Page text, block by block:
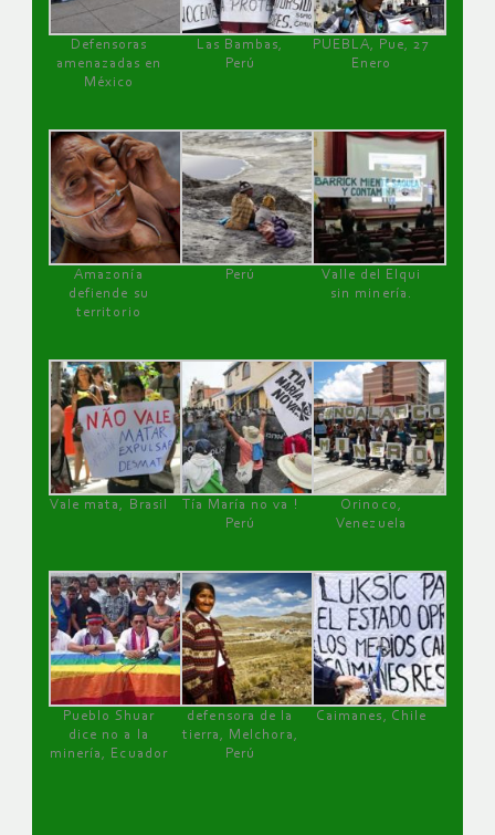
Defensoras
amenazadas en
México
Las Bambas,
Perú
PUEBLA, Pue, 27
Enero
Amazonía
defiende su
territorio
Perú
Valle del Elqui
sin minería.
Vale mata, Brasil
Tía María no va !
Perú
Orinoco,
Venezuela
Pueblo Shuar
dice no a la
minería, Ecuador
defensora de la
tierra, Melchora,
Perú
Caimanes, Chile